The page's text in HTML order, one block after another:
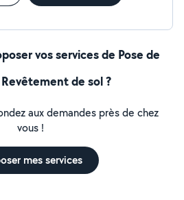
vos services de Pose de
de sol ?
aux demandes près de chez
vous !
mes services